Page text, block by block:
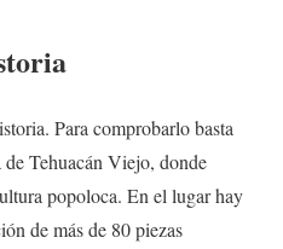
Para comprobarlo basta
Tehuacán Viejo, donde
popoloca. En el lugar hay
de más de 80 piezas